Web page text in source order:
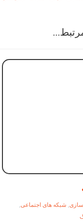
سازی, شبکه های اجتماعی,